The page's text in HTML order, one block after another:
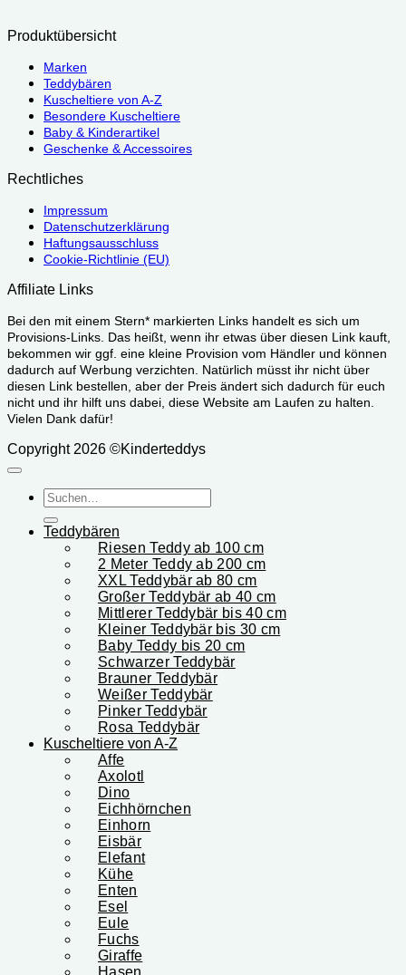
Produktübersicht
Marken
Teddybären
Kuscheltiere von A-Z
Besondere Kuscheltiere
Baby & Kinderartikel
Geschenke & Accessoires
Rechtliches
Impressum
Datenschutzerklärung
Haftungsausschluss
Cookie-Richtlinie (EU)
Affiliate Links
Bei den mit einem Stern* markierten Links handelt es sich um
Provisions-Links. Das heißt, wenn ihr etwas über diesen Link kauft,
bekommen wir ggf. eine kleine Provision vom Händler und können
dadurch auf Werbung verzichten. Natürlich müsst ihr nicht über
diesen Link bestellen, aber der Preis ändert sich dadurch für euch
nicht und ihr hilft uns dabei, diese Website am Laufen zu halten.
Vielen Dank dafür!
Copyright 2026 ©Kinderteddys
Suchen
nach:
Teddybären
Riesen Teddy ab 100 cm
2 Meter Teddy ab 200 cm
XXL Teddybär ab 80 cm
Großer Teddybär ab 40 cm
Mittlerer Teddybär bis 40 cm
Kleiner Teddybär bis 30 cm
Baby Teddy bis 20 cm
Schwarzer Teddybär
Brauner Teddybär
Weißer Teddybär
Pinker Teddybär
Rosa Teddybär
Kuscheltiere von A-Z
Affe
Axolotl
Dino
Eichhörnchen
Einhorn
Eisbär
Elefant
Kühe
Enten
Esel
Eule
Fuchs
Giraffe